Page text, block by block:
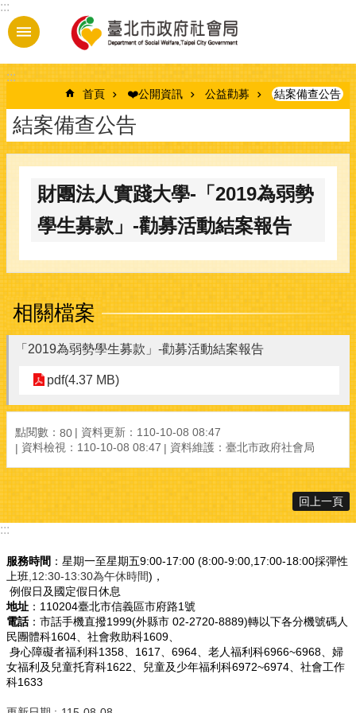
跳到主要內容區塊
:::
:::
首頁 ❤️公開資訊 公益勸募 結案備查公告
結案備查公告
財團法人實踐大學-「2019為弱勢
學生募款」-勸募活動結案報告
相關檔案
「2019為弱勢學生募款」-勸募活動結案報告
pdf(4.37 MB)
點閱數： 80
資料更新：110-10-08 08:47
資料檢視：110-10-08 08:47
資料維護：臺北市政府社會局
回上一頁
:::
服務時間 ：星期一至星期五9:00-17:00 (8:00-9:00,17:00-18:00採彈性
上班 ,12:30-13:30為午休時間)，
例假日及國定假日休息
地址 ：110204臺北市信義區市府路1號
電話：市話手機直撥1999(外縣市 02-2720-8889)轉以下各分機號碼人
民團體科1604、社會救助科1609、
身心障礙者福利科1358、1617、6964、老人福利科6966~6968、婦
女福利及兒童托育科1622、兒童及少年福利科6972~6974、社會工作
科1633